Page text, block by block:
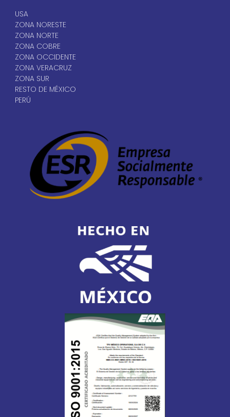
USA
ZONA NORESTE
ZONA NORTE
ZONA COBRE
ZONA OCCIDENTE
ZONA VERACRUZ
ZONA SUR
RESTO DE MÉXICO
PERÚ